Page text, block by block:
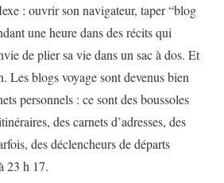
: ouvrir son navigateur, taper “blog
une heure dans des récits qui
de plier sa vie dans un sac à dos. Et
Les blogs voyage sont devenus bien
personnels : ce sont des boussoles
des carnets d’adresses, des
des déclencheurs de départs
23 h 17.